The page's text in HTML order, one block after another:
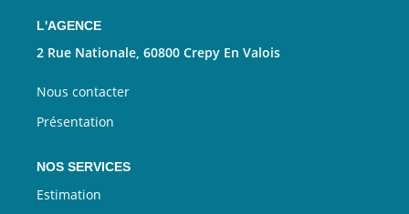
EN
L'AGENCE
2 Rue Nationale, 60800 Crepy En Valois
Nous contacter
Présentation
NOS SERVICES
Estimation